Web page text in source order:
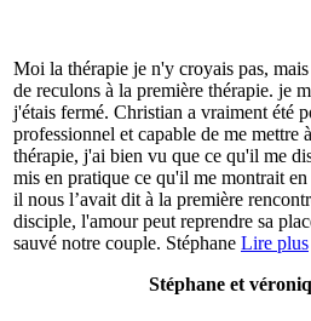
Moi la thérapie je n'y croyais pas,
de reculons à la première thérapie. je
j'étais fermé. Christian a vraiment été
professionnel et capable de me mettre
thérapie, j'ai bien vu que ce qu'il me
mis en pratique ce qu'il me montrait
il nous l’avait dit à la première
disciple, l'amour peut reprendre sa
sauvé notre couple. Stéphane Lire plus
Stéphane et